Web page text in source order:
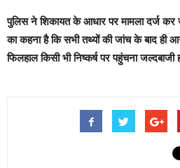
पुलिस ने शिकायत के आधार पर मामला दर्ज कर
का कहना है कि सभी तथ्यों की जांच के बाद ही
फिलहाल किसी भी निष्कर्ष पर पहुंचना जल्दबाजी